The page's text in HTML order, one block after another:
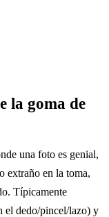
la goma de
una foto es genial,
extraño en la toma,
Típicamente
el dedo/pincel/lazo) y